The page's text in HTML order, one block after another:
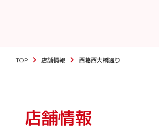
TOP 店舗情報 西葛西大橋通り
店舗情報